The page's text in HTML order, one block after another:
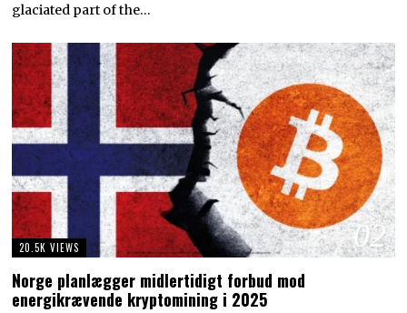
glaciated part of the…
02
20.5K VIEWS
Norge planlægger midlertidigt forbud mod
energikrævende kryptomining i 2025